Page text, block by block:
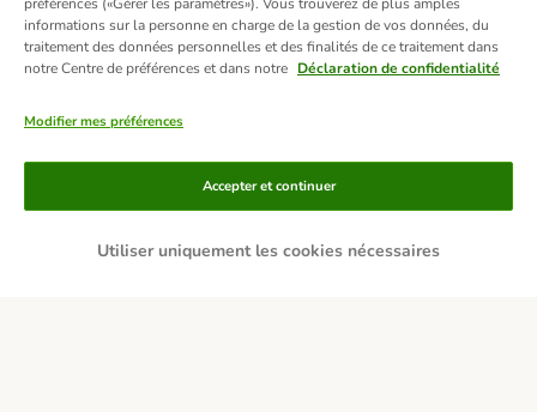
Moyens de paiement
informations sur la personne en charge de la gestion de vos données, du
traitement des données personnelles et des finalités de ce traitement dans
notre Centre de préférences et dans notre Déclaration de confidentialité
Modifier mes préférences
Utiliser uniquement les cookies nécessaires
Accepter et continuer